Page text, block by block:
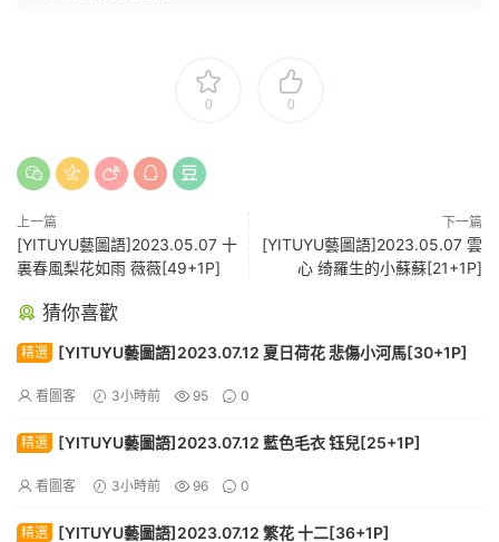
0 0
上一篇
[YITUYU藝圖語]2023.05.07 十
裏春風梨花如雨 薇薇[49+1P]
下一篇
[YITUYU藝圖語]2023.05.07 雲
心 绮羅生的小蘇蘇[21+1P]
猜你喜歡
精選 [YITUYU藝圖語]2023.07.12 夏日荷花 悲傷小河馬[30+1P]
看圖客 3小時前 95 0
精選 [YITUYU藝圖語]2023.07.12 藍色毛衣 钰兒[25+1P]
看圖客 3小時前 96 0
精選 [YITUYU藝圖語]2023.07.12 繁花 十二[36+1P]